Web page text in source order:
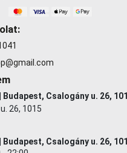
Budapest, Csalogány u. 26,
26, 1015
Budapest, Csalogány u. 26,